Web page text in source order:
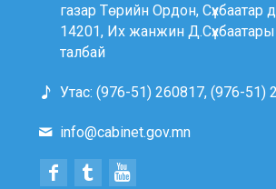
газар Төрийн Ордон, Сүхбаатар
14201, Их жанжин
талбай
Утас: (976-51) 260817, (976-51)
info@cabinet.gov.mn